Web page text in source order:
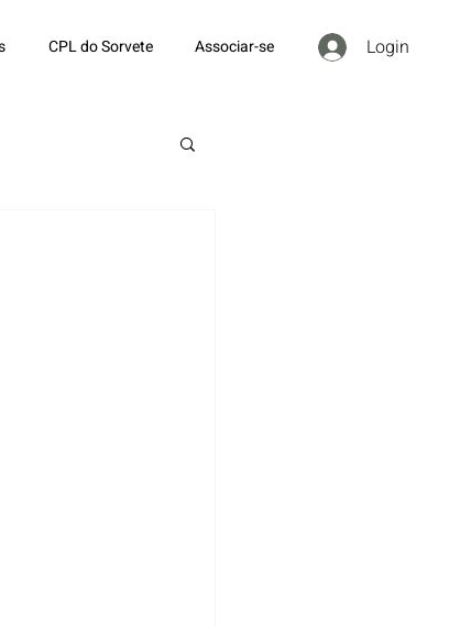
CPL do Sorvete Associar-se Login